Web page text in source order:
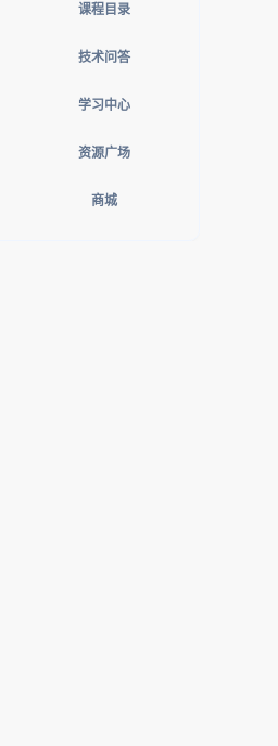
课程目录
技术问答
学习中心
资源广场
商城